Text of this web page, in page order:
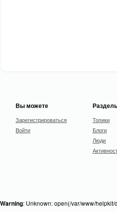
Вы можете
Зарегистрироваться
Войти
Топики
Блоги
Люди
Warning: Unknown: open(/var/www/